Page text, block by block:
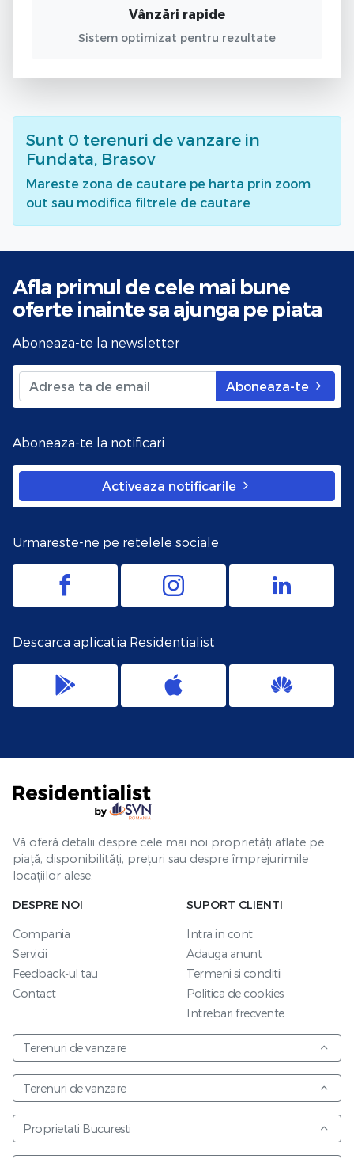
Vânzări rapide
Sistem optimizat pentru rezultate
Sunt 0 terenuri de vanzare in
Fundata, Brasov
Mareste zona de cautare pe harta prin zoom
out sau modifica filtrele de cautare
Afla primul de cele mai bune
oferte inainte sa ajunga pe piata
Aboneaza-te la newsletter
Aboneaza-te
Aboneaza-te la notificari
Activeaza notificarile
Urmareste-ne pe retelele sociale
Descarca aplicatia Residentialist
Vă oferă detalii despre cele mai noi proprietăți aflate pe
piață, disponibilități, prețuri sau despre împrejurimile
locațiilor alese.
DESPRE NOI
Compania
Servicii
Feedback-ul tau
Contact
SUPORT CLIENTI
Intra in cont
Adauga anunt
Termeni si conditii
Politica de cookies
Intrebari frecvente
Terenuri de vanzare
Terenuri de vanzare
Proprietati Bucuresti